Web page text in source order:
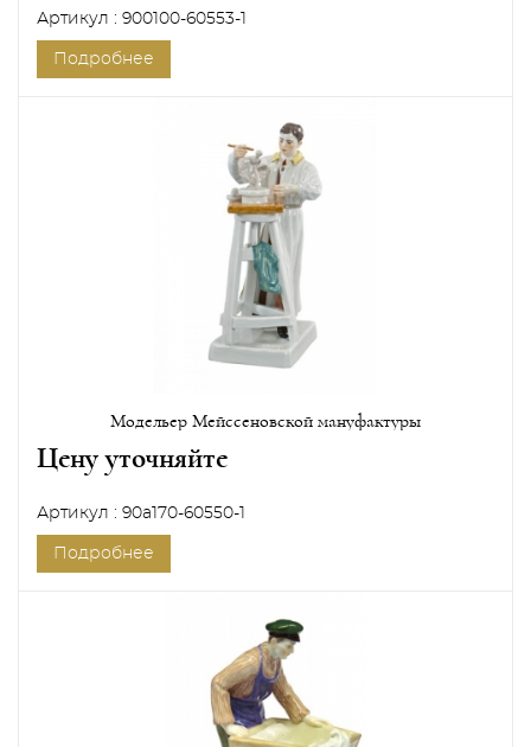
Артикул : 900100-60553-1
Подробнее
Модельер Мейссеновской мануфактуры
Цену уточняйте
Артикул : 90a170-60550-1
Подробнее